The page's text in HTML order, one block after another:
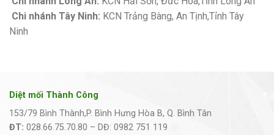
Chi nhánh Tây Ninh: KCN Trảng Bàng, An Tịnh,Tỉnh Tây
Ninh
Diệt mối Thành Công
153/79 Bình Thành,P. Bình Hưng Hòa B, Q. Bình Tân
ĐT: 028.66.75.70.80 – DĐ: 0982 751 119